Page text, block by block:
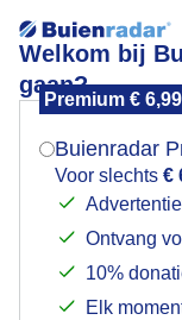
Welkom bij
gaan?
Premium €
Buienradar
Voor slechts €
Ontvang
10%
Elk
Licht en 'wolken'
Mogen we
Indien je hier
verschijnt er